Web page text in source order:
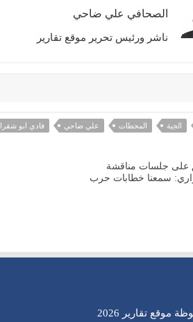
الصحافي علي ضاحي
ناشر ورئيس تحرير موقع تقارير
الجية المحطات علي ضاحي فادي ابو شقرا
على جلسات مناقشة
سمعنا خطابات حرب
تقارير 2026